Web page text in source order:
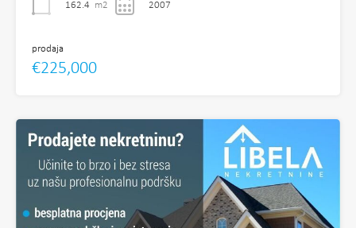
162.4 m2 2007
prodaja
€225,000